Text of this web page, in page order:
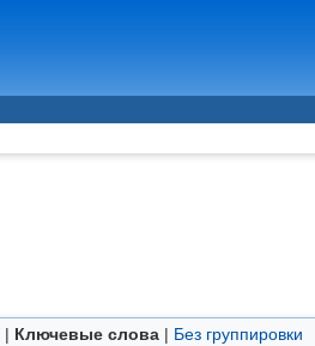
| Ключевые слова | Без группировки